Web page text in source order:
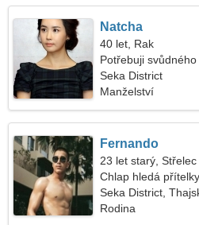
Natcha
40 let, Rak
Potřebuji
Seka District
Manželství
Fernando
23 let starý, Střelec
Chlap hledá
Seka District,
Rodina